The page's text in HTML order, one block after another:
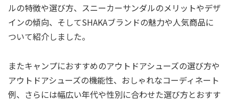
ルの特徴や選び方、スニーカーサンダルのメリットやデザ
インの傾向、そしてSHAKAブランドの魅力や人気商品に
ついて紹介しました。
またキャンプにおすすめのアウトドアシューズの選び方や
アウトドアシューズの機能性、おしゃれなコーディネート
例、さらには幅広い年代や性別に合わせた選び方とおすす